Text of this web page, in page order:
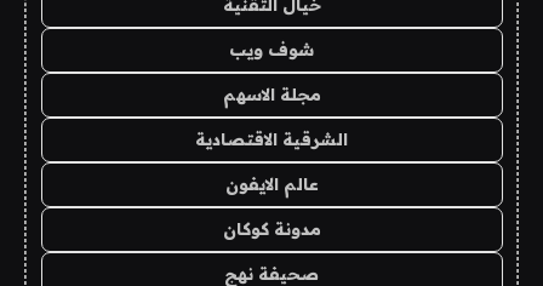
شوف ويب
مجلة الاسهم
الشرقية الاقتصادية
عالم الايفون
مدونة كوكان
صحيفة نهج